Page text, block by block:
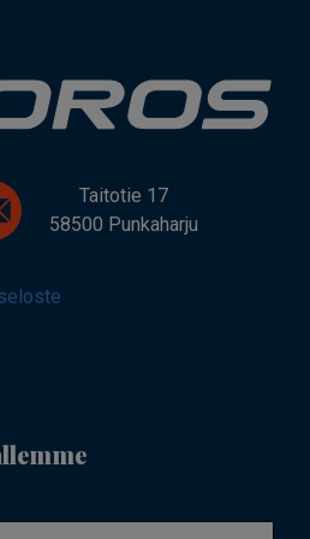
Taitotie 17
58500 Punkaharju